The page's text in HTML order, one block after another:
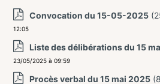
Convocation du 15-05-2025
12:05
Liste des délibérations du 15
23/05/2025 à 09:59
Procès verbal du 15 mai 2025